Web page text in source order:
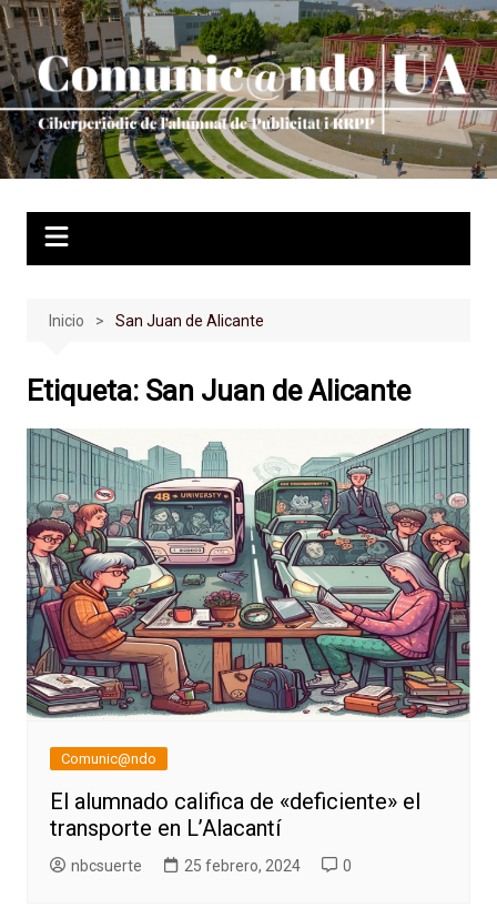
Saltar
al
contenido
Inicio San Juan de Alicante
Etiqueta: San Juan de Alicante
Comunic@ndo
El alumnado califica de «deficiente» el
transporte en L’Alacantí
nbcsuerte 25 febrero, 2024 0